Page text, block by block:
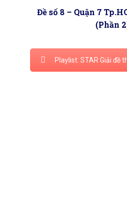
Đề số 8 – Quận 7
(Phần
Playlist: STAR Giải đề